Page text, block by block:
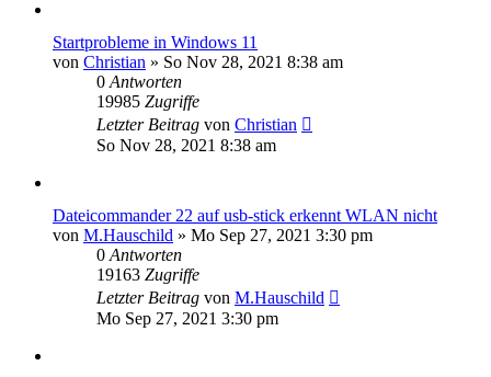
Startprobleme in Windows 11
von Christian » So Nov 28, 2021 8:38 am
0 Antworten
19985 Zugriffe
Letzter Beitrag von Christian
So Nov 28, 2021 8:38 am
Dateicommander 22 auf usb-stick erkennt WLAN nicht
von M.Hauschild » Mo Sep 27, 2021 3:30 pm
0 Antworten
19163 Zugriffe
Letzter Beitrag von M.Hauschild
Mo Sep 27, 2021 3:30 pm